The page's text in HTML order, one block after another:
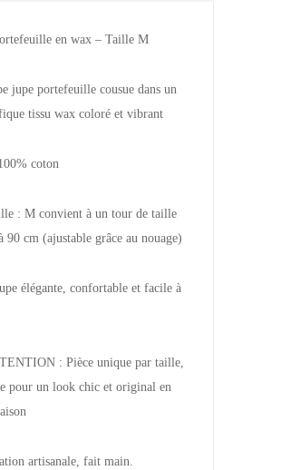
en wax – Taille M
jupe portefeuille cousue dans un
tissu wax coloré et vibrant
coton
: M convient à un tour de taille
90 cm (ajustable grâce au nouage)
élégante, confortable et facile à
: Pièce unique par taille,
pour un look chic et original en
artisanale, fait main.